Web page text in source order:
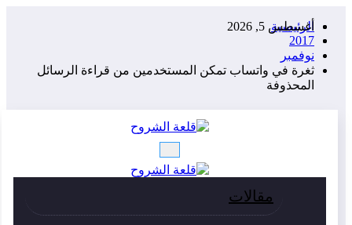
المحتوى
أغسطس 5, 2026
مقالات
الرئيسية
2017
نوفمبر
ثغرة في واتساب تمكن المستخدمين من قراءة الرسائل
المحذوفة